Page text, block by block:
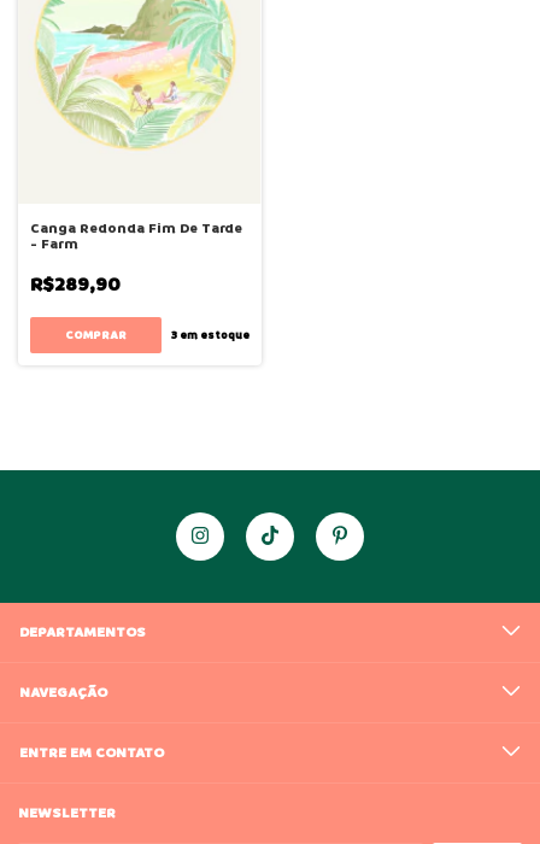
Canga Redonda Fim De Tarde
- Farm
R$289,90
3em estoque
DEPARTAMENTOS
NAVEGAÇÃO
ENTRE EM CONTATO
NEWSLETTER